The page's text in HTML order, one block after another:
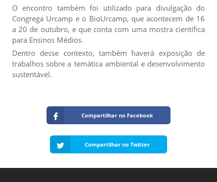
O encontro também foi utilizado para divulgação do
Congrega Urcamp e o BioUrcamp, que acontecem de 16
a 20 de outubro, e que conta com uma mostra científica
para Ensinos Médios.
Dentro desse contexto, também haverá exposição de
trabalhos sobre a temática ambiental e desenvolvimento
sustentável.
Compartilhar no Facebook
Compartilhar no Twitter